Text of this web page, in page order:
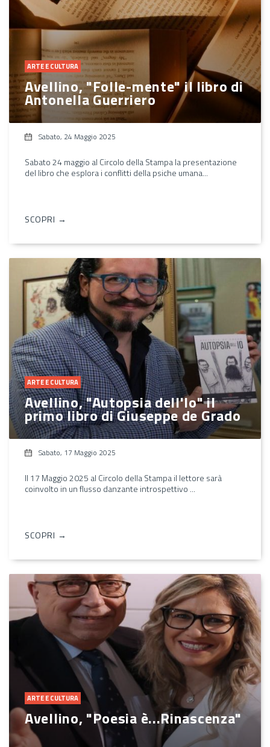
ARTE E CULTURA
Avellino, "Folle-mente" il libro di
Antonella Guerriero
Sabato, 24 Maggio 2025
Sabato 24 maggio al Circolo della Stampa la presentazione
del libro che esplora i conflitti della psiche umana...
SCOPRI →
ARTE E CULTURA
Avellino, "Autopsia dell'Io" il
primo libro di Giuseppe de Grado
Sabato, 17 Maggio 2025
Il 17 Maggio 2025 al Circolo della Stampa il lettore sarà
coinvolto in un flusso danzante introspettivo ...
SCOPRI →
ARTE E CULTURA
Avellino, "Poesia è...Rinascenza"